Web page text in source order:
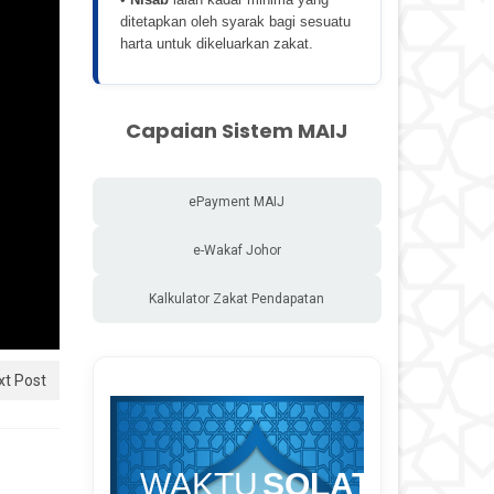
Post
ditetapkan oleh syarak bagi sesuatu
harta untuk dikeluarkan zakat.
Capaian Sistem MAIJ
ePayment MAIJ
e-Wakaf Johor
Kalkulator Zakat Pendapatan